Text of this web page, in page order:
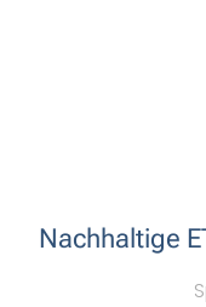
Nachhaltige